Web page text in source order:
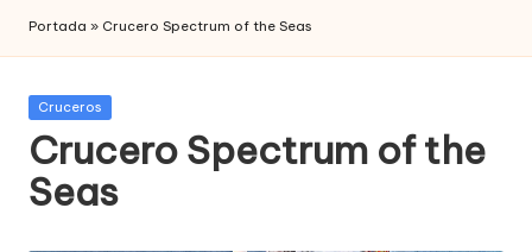
u
ll
v
i
a
viajes
Portada » Crucero Spectrum of the Seas
Publicada
Cruceros
Crucero Spectrum of the
Seas